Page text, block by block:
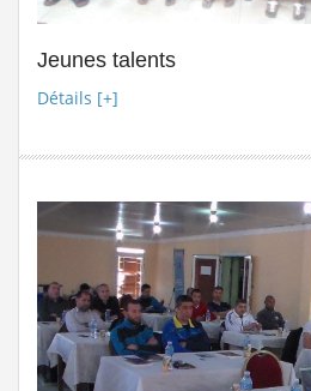
Jeunes talents
Détails [+]